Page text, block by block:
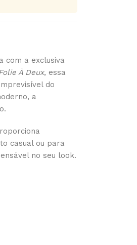
com a exclusiva
À Deux, essa
do
a
casual ou para
no seu look.